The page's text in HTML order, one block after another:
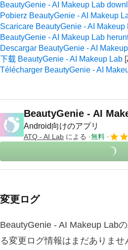
BeautyGenie - AI Makeup Lab
Pobierz BeautyGenie - AI Makeup
Scaricare BeautyGenie - AI Makeup
BeautyGenie - AI Makeup Lab
Descargar BeautyGenie - AI
下载 BeautyGenie - AI Makeup Lab
Télécharger BeautyGenie - AI
BeautyGenie - AI
Android向けのアプリ
ATQ - AI Lab による 無料
変更ログ
BeautyGenie - AI Makeup Lab
る変更ログ情報はまだありま